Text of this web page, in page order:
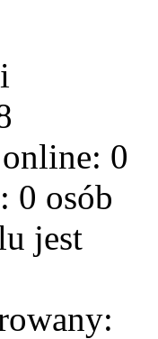
0
0 osób
jest